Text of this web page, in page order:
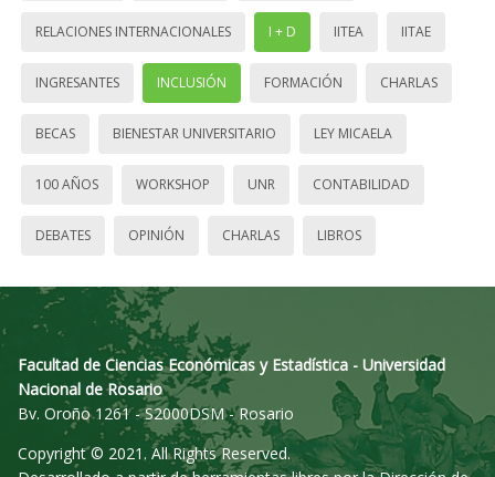
RELACIONES INTERNACIONALES I + D IITEA IITAE
INGRESANTES INCLUSIÓN FORMACIÓN CHARLAS
BECAS BIENESTAR UNIVERSITARIO LEY MICAELA
100 AÑOS WORKSHOP UNR CONTABILIDAD
DEBATES OPINIÓN CHARLAS LIBROS
Facultad de Ciencias Económicas y Estadística - Universidad
Nacional de Rosario
Bv. Oroño 1261 - S2000DSM - Rosario
Copyright © 2021. All Rights Reserved.